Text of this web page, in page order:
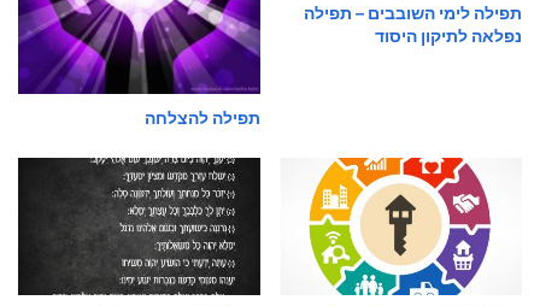
תפילה לימי השובבים – תפילה
נפלאה לתיקון היסוד
תפילה להצלחה